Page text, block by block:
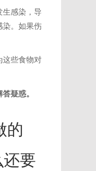
生感染，导
染。如果伤
这些食物对
疑惑。
的
要